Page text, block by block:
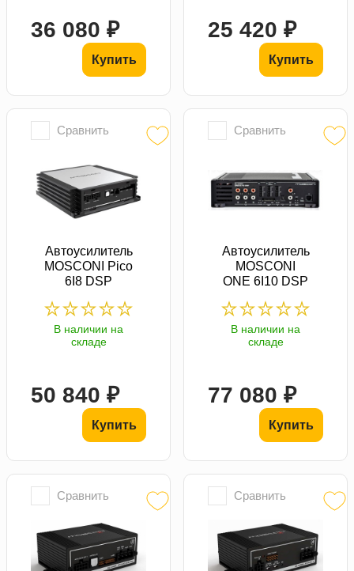
36 080 ₽
Купить
25 420 ₽
Купить
Сравнить
Автоусилитель
MOSCONI Pico
6I8 DSP
В наличии на
складе
50 840 ₽
Купить
Сравнить
Автоусилитель
MOSCONI
ONE 6I10 DSP
В наличии на
складе
77 080 ₽
Купить
Сравнить Сравнить